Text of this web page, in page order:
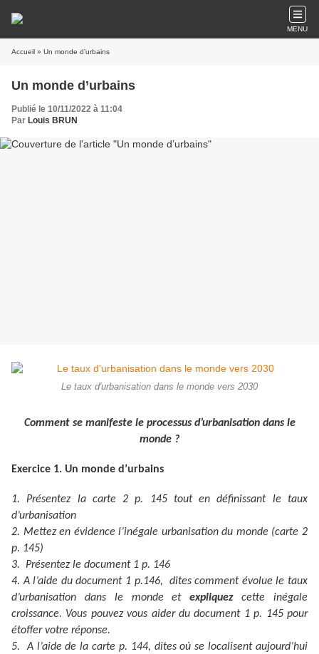
MENU
Accueil » Un monde d’urbains
Un monde d’urbains
Publié le 10/11/2022 à 11:04
Par Louis BRUN
Le taux d'urbanisation dans le monde vers 2030
Comment se manifeste le processus d’urbanisation dans le
monde ?
Exercice 1. Un monde d’urbains
1. Présentez la carte 2 p. 145 tout en définissant le taux
d’urbanisation
2. Mettez en évidence l’inégale urbanisation du monde (carte 2
p. 145)
3. Présentez le document 1 p. 146
4. A l’aide du document 1 p.146, dites comment évolue le taux
d’urbanisation dans le monde etexpliquezcette inégale
croissance. Vous pouvez vous aider du document 1 p. 145 pour
étoffer votre réponse.
5. A l’aide de la carte p. 144, dites où se localisent aujourd’hui